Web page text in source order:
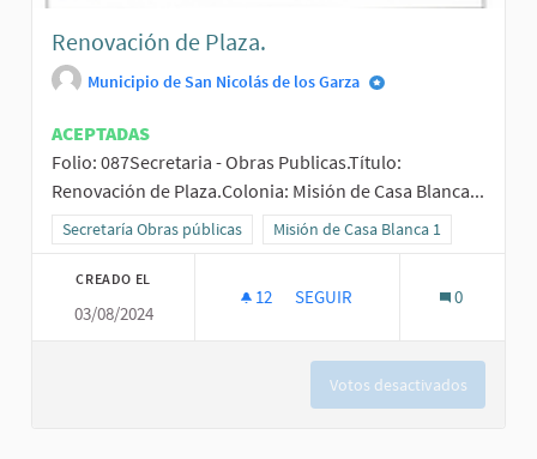
Renovación de Plaza.
Municipio de San Nicolás de los Garza
ACEPTADAS
Folio: 087Secretaria - Obras Publicas.Título:
Renovación de Plaza.Colonia: Misión de Casa Blanca...
Resultados al filtrar por la categoría: Secretaría Obras públicas
Secretaría Obras públicas Resultados al filtrar por el ámbito:
Misión de Casa Blanca 1
CREADO EL
03/08/2024
12 12 SEGUIDORAS
SEGUIR 0
Votos desactivados